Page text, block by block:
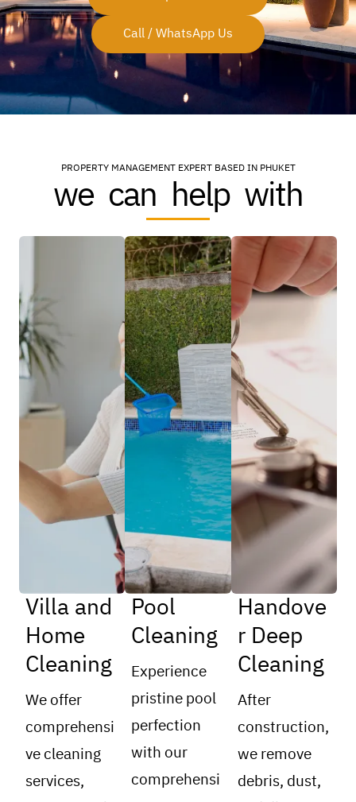
Call / WhatsApp Us
PROPERTY MANAGEMENT EXPERT BASED IN PHUKET
we can help with
Villa and
Home
Cleaning
We offer
comprehensi
ve cleaning
services,
Pool
Cleaning
Experience
pristine pool
perfection
with our
comprehensi
Handove
r Deep
Cleaning
After
construction,
we remove
debris, dust,